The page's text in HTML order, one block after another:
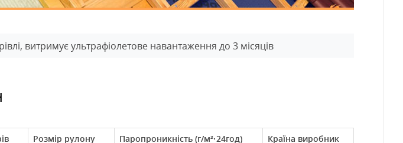
витримує ультрафіолетове навантаження до 3 місяців
Розмір рулону Паропроникність (г/м²·24год)
Країна виробник